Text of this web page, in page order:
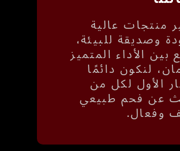
منتجات عالية
وصديقة للبيئة،
بين الأداء المتميز
لنكون دائمًا
الأول لكل من
عن فحم طبيعي
وفعال.